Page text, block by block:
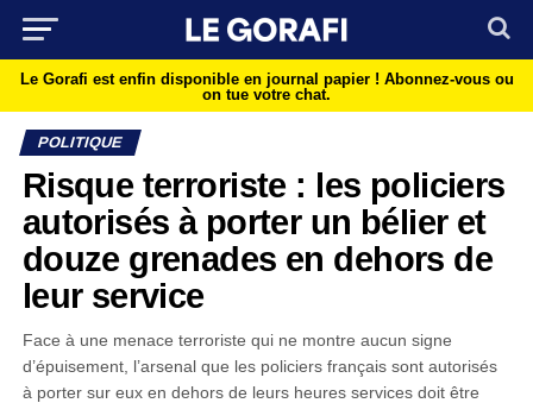
Le Gorafi est enfin disponible en journal papier ! Abonnez-vous ou
on tue votre chat.
POLITIQUE
Risque terroriste : les policiers
autorisés à porter un bélier et
douze grenades en dehors de
leur service
Face à une menace terroriste qui ne montre aucun signe
d’épuisement, l’arsenal que les policiers français sont autorisés
à porter sur eux en dehors de leurs heures services doit être